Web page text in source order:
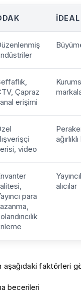
Çapraz
erişimi
video
para
alıcılar
faktörleri
becerileri